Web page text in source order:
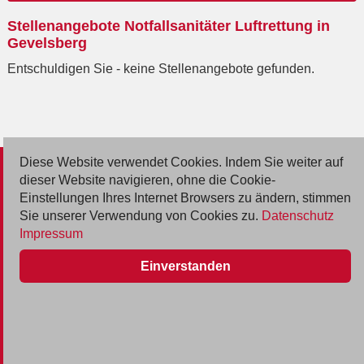
eingeben
Stellenangebote Notfallsanitäter Luftrettung in
Gevelsberg
Entschuldigen Sie - keine Stellenangebote gefunden.
© 2026 Deutsche Jobmarkt GmbH
Inserieren
Kontakt
AGB
Diese Website verwendet Cookies. Indem Sie weiter auf
dieser Website navigieren, ohne die Cookie-
Einstellungen Ihres Internet Browsers zu ändern, stimmen
Sie unserer Verwendung von Cookies zu. Datenschutz
Impressum
Einverstanden